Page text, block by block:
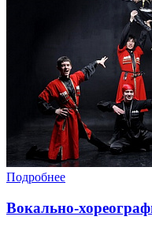
Подробнее
Вокально-